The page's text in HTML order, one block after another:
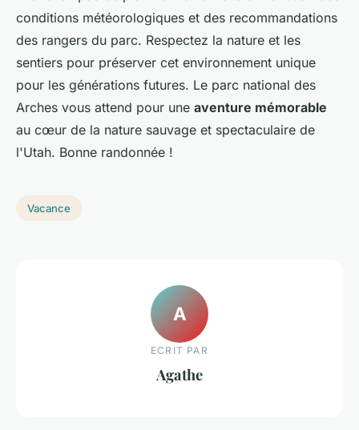
conditions météorologiques et des recommandations
des rangers du parc. Respectez la nature et les
sentiers pour préserver cet environnement unique
pour les générations futures. Le parc national des
Arches vous attend pour une aventure mémorable
au cœur de la nature sauvage et spectaculaire de
l'Utah. Bonne randonnée !
Vacance
A
ECRIT PAR
Agathe